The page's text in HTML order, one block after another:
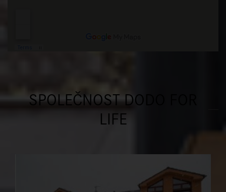
SPOLEČNOST DODO FOR
LIFE